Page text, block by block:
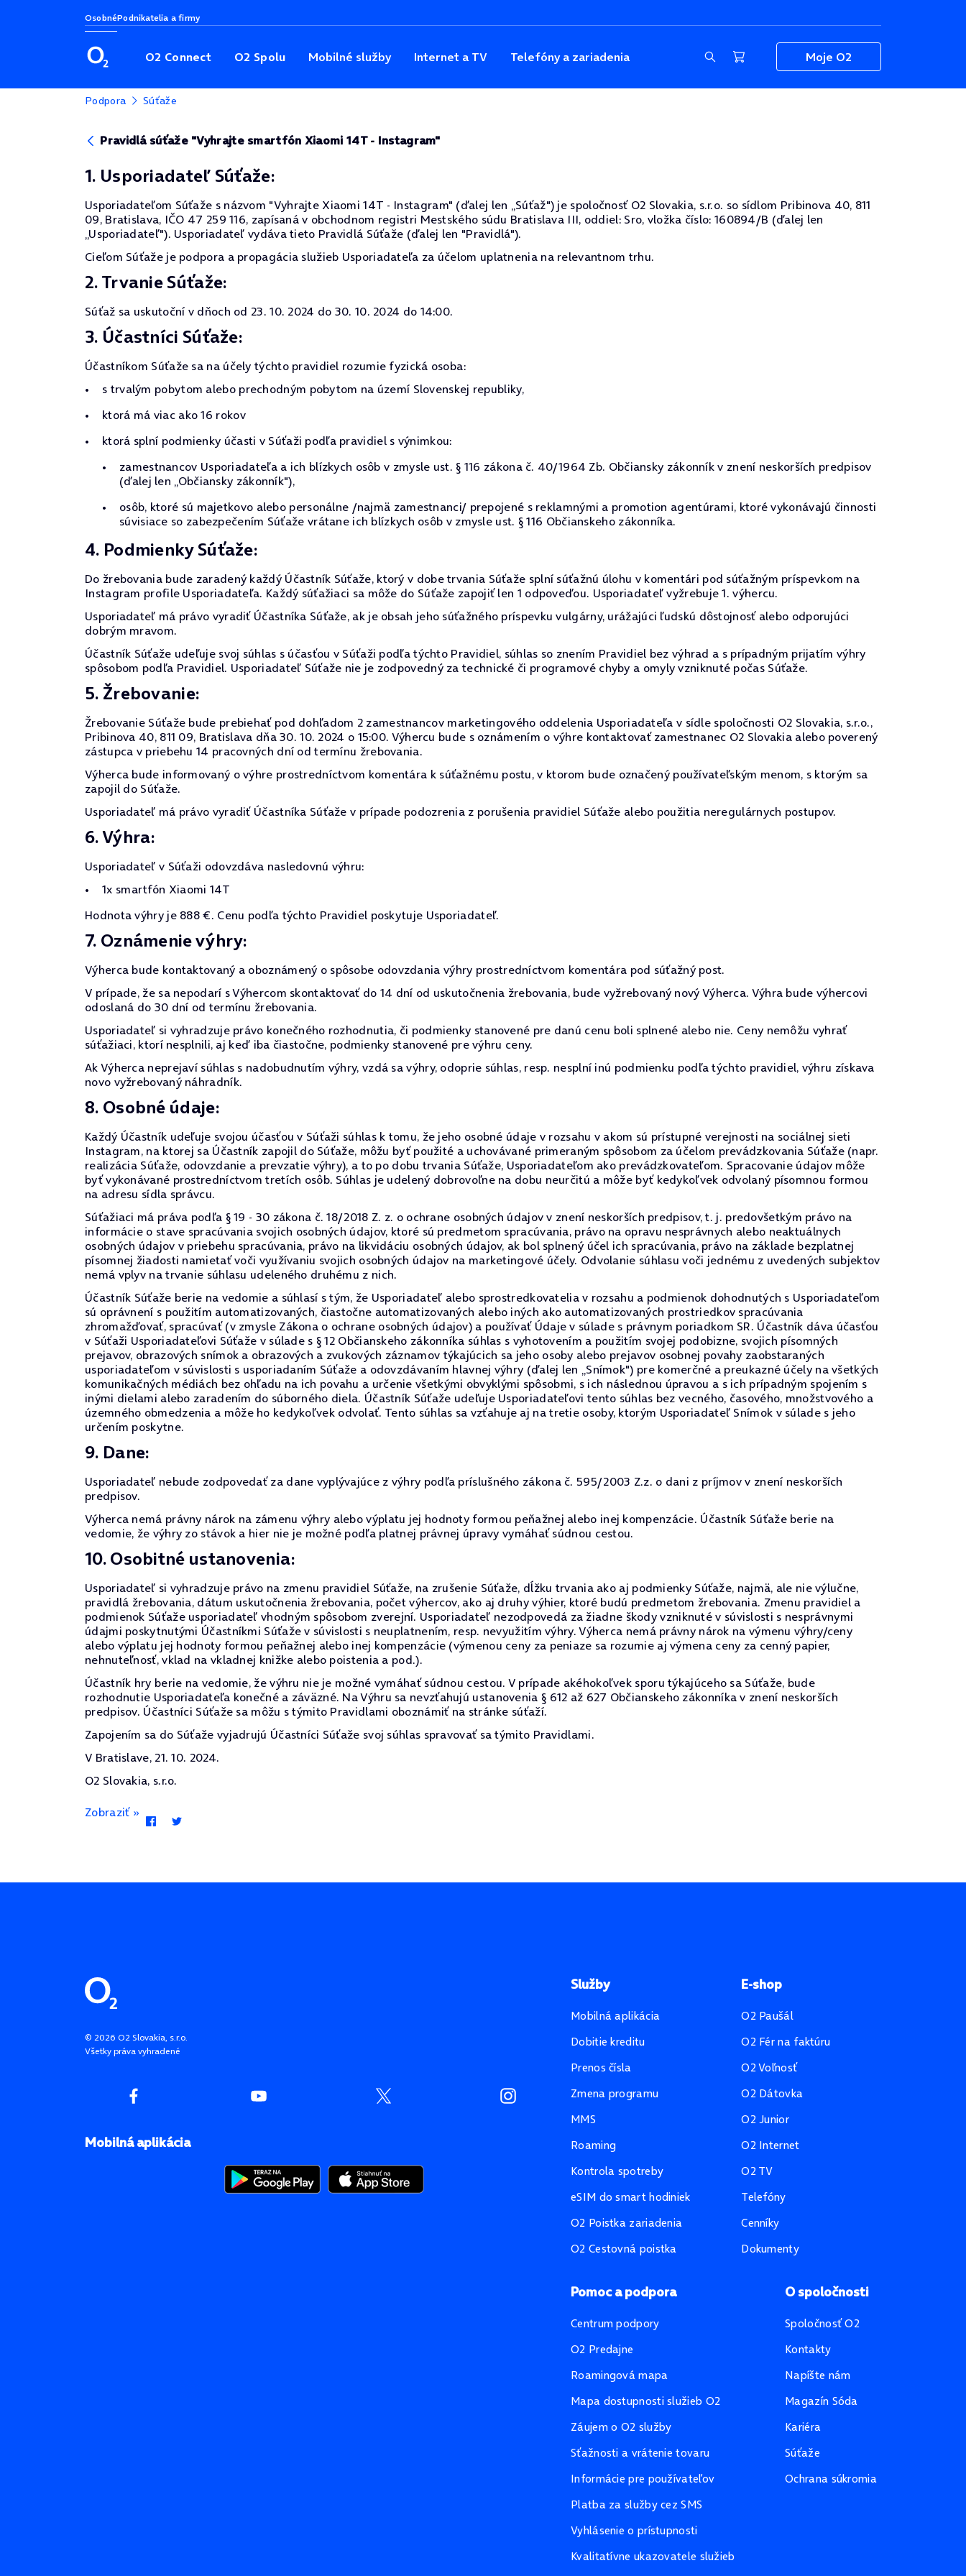
OsobnéPodnikatelia a firmy
O2 Connect O2 Spolu Mobilné služby Internet a TV Telefóny a zariadenia Moje O2
Podpora Súťaže
Pravidlá súťaže "Vyhrajte smartfón Xiaomi 14T - Instagram"
1. Usporiadateľ Súťaže:
Usporiadateľom Súťaže s názvom "Vyhrajte Xiaomi 14T - Instagram" (ďalej len „Súťaž") je spoločnosť O2 Slovakia, s.r.o. so sídlom Pribinova 40, 811
09, Bratislava, IČO 47 259 116, zapísaná v obchodnom registri Mestského súdu Bratislava III, oddiel: Sro, vložka číslo: 160894/B (ďalej len
„Usporiadateľ"). Usporiadateľ vydáva tieto Pravidlá Súťaže (ďalej len "Pravidlá").
Cieľom Súťaže je podpora a propagácia služieb Usporiadateľa za účelom uplatnenia na relevantnom trhu.
2. Trvanie Súťaže:
Súťaž sa uskutoční v dňoch od 23. 10. 2024 do 30. 10. 2024 do 14:00.
3. Účastníci Súťaže:
Účastníkom Súťaže sa na účely týchto pravidiel rozumie fyzická osoba:
s trvalým pobytom alebo prechodným pobytom na území Slovenskej republiky,
ktorá má viac ako 16 rokov
ktorá splní podmienky účasti v Súťaži podľa pravidiel s výnimkou:
zamestnancov Usporiadateľa a ich blízkych osôb v zmysle ust. § 116 zákona č. 40/1964 Zb. Občiansky zákonník v znení neskorších predpisov
(ďalej len „Občiansky zákonník"),
osôb, ktoré sú majetkovo alebo personálne /najmä zamestnanci/ prepojené s reklamnými a promotion agentúrami, ktoré vykonávajú činnosti
súvisiace so zabezpečením Súťaže vrátane ich blízkych osôb v zmysle ust. § 116 Občianskeho zákonníka.
4. Podmienky Súťaže:
Do žrebovania bude zaradený každý Účastník Súťaže, ktorý v dobe trvania Súťaže splní súťažnú úlohu v komentári pod súťažným príspevkom na
Instagram profile Usporiadateľa. Každý súťažiaci sa môže do Súťaže zapojiť len 1 odpoveďou. Usporiadateľ vyžrebuje 1. výhercu.
Usporiadateľ má právo vyradiť Účastníka Súťaže, ak je obsah jeho súťažného príspevku vulgárny, urážajúci ľudskú dôstojnosť alebo odporujúci
dobrým mravom.
Účastník Súťaže udeľuje svoj súhlas s účasťou v Súťaži podľa týchto Pravidiel, súhlas so znením Pravidiel bez výhrad a s prípadným prijatím výhry
spôsobom podľa Pravidiel. Usporiadateľ Súťaže nie je zodpovedný za technické či programové chyby a omyly vzniknuté počas Súťaže.
5. Žrebovanie:
Žrebovanie Súťaže bude prebiehať pod dohľadom 2 zamestnancov marketingového oddelenia Usporiadateľa v sídle spoločnosti O2 Slovakia, s.r.o.,
Pribinova 40, 811 09, Bratislava dňa 30. 10. 2024 o 15:00. Výhercu bude s oznámením o výhre kontaktovať zamestnanec O2 Slovakia alebo poverený
zástupca v priebehu 14 pracovných dní od termínu žrebovania.
Výherca bude informovaný o výhre prostredníctvom komentára k súťažnému postu, v ktorom bude označený používateľským menom, s ktorým sa
zapojil do Súťaže.
Usporiadateľ má právo vyradiť Účastníka Súťaže v prípade podozrenia z porušenia pravidiel Súťaže alebo použitia neregulárnych postupov.
6. Výhra:
Usporiadateľ v Súťaži odovzdáva nasledovnú výhru:
1x smartfón Xiaomi 14T
Hodnota výhry je 888 €. Cenu podľa týchto Pravidiel poskytuje Usporiadateľ.
7. Oznámenie výhry:
Výherca bude kontaktovaný a oboznámený o spôsobe odovzdania výhry prostredníctvom komentára pod súťažný post.
V prípade, že sa nepodarí s Výhercom skontaktovať do 14 dní od uskutočnenia žrebovania, bude vyžrebovaný nový Výherca. Výhra bude výhercovi
odoslaná do 30 dní od termínu žrebovania.
Usporiadateľ si vyhradzuje právo konečného rozhodnutia, či podmienky stanovené pre danú cenu boli splnené alebo nie. Ceny nemôžu vyhrať
súťažiaci, ktorí nesplnili, aj keď iba čiastočne, podmienky stanovené pre výhru ceny.
Ak Výherca neprejaví súhlas s nadobudnutím výhry, vzdá sa výhry, odoprie súhlas, resp. nesplní inú podmienku podľa týchto pravidiel, výhru získava
novo vyžrebovaný náhradník.
8. Osobné údaje:
Každý Účastník udeľuje svojou účasťou v Súťaži súhlas k tomu, že jeho osobné údaje v rozsahu v akom sú prístupné verejnosti na sociálnej sieti
Instagram, na ktorej sa Účastník zapojil do Súťaže, môžu byť použité a uchovávané primeraným spôsobom za účelom prevádzkovania Súťaže (napr.
realizácia Súťaže, odovzdanie a prevzatie výhry), a to po dobu trvania Súťaže, Usporiadateľom ako prevádzkovateľom. Spracovanie údajov môže
byť vykonávané prostredníctvom tretích osôb. Súhlas je udelený dobrovoľne na dobu neurčitú a môže byť kedykoľvek odvolaný písomnou formou
na adresu sídla správcu.
Súťažiaci má práva podľa § 19 - 30 zákona č. 18/2018 Z. z. o ochrane osobných údajov v znení neskorších predpisov, t. j. predovšetkým právo na
informácie o stave spracúvania svojich osobných údajov, ktoré sú predmetom spracúvania, právo na opravu nesprávnych alebo neaktuálnych
osobných údajov v priebehu spracúvania, právo na likvidáciu osobných údajov, ak bol splnený účel ich spracúvania, právo na základe bezplatnej
písomnej žiadosti namietať voči využívaniu svojich osobných údajov na marketingové účely. Odvolanie súhlasu voči jednému z uvedených subjektov
nemá vplyv na trvanie súhlasu udeleného druhému z nich.
Účastník Súťaže berie na vedomie a súhlasí s tým, že Usporiadateľ alebo sprostredkovatelia v rozsahu a podmienok dohodnutých s Usporiadateľom
sú oprávnení s použitím automatizovaných, čiastočne automatizovaných alebo iných ako automatizovaných prostriedkov spracúvania
zhromažďovať, spracúvať (v zmysle Zákona o ochrane osobných údajov) a používať Údaje v súlade s právnym poriadkom SR. Účastník dáva účasťou
v Súťaži Usporiadateľovi Súťaže v súlade s § 12 Občianskeho zákonníka súhlas s vyhotovením a použitím svojej podobizne, svojich písomných
prejavov, obrazových snímok a obrazových a zvukových záznamov týkajúcich sa jeho osoby alebo prejavov osobnej povahy zaobstaraných
usporiadateľom v súvislosti s usporiadaním Súťaže a odovzdávaním hlavnej výhry (ďalej len „Snímok") pre komerčné a preukazné účely na všetkých
komunikačných médiách bez ohľadu na ich povahu a určenie všetkými obvyklými spôsobmi, s ich následnou úpravou a s ich prípadným spojením s
inými dielami alebo zaradením do súborného diela. Účastník Súťaže udeľuje Usporiadateľovi tento súhlas bez vecného, časového, množstvového a
územného obmedzenia a môže ho kedykoľvek odvolať. Tento súhlas sa vzťahuje aj na tretie osoby, ktorým Usporiadateľ Snímok v súlade s jeho
určením poskytne.
9. Dane:
Usporiadateľ nebude zodpovedať za dane vyplývajúce z výhry podľa príslušného zákona č. 595/2003 Z.z. o dani z príjmov v znení neskorších
predpisov.
Výherca nemá právny nárok na zámenu výhry alebo výplatu jej hodnoty formou peňažnej alebo inej kompenzácie. Účastník Súťaže berie na
vedomie, že výhry zo stávok a hier nie je možné podľa platnej právnej úpravy vymáhať súdnou cestou.
10. Osobitné ustanovenia:
Usporiadateľ si vyhradzuje právo na zmenu pravidiel Súťaže, na zrušenie Súťaže, dĺžku trvania ako aj podmienky Súťaže, najmä, ale nie výlučne,
pravidlá žrebovania, dátum uskutočnenia žrebovania, počet výhercov, ako aj druhy výhier, ktoré budú predmetom žrebovania. Zmenu pravidiel a
podmienok Súťaže usporiadateľ vhodným spôsobom zverejní. Usporiadateľ nezodpovedá za žiadne škody vzniknuté v súvislosti s nesprávnymi
údajmi poskytnutými Účastníkmi Súťaže v súvislosti s neuplatnením, resp. nevyužitím výhry. Výherca nemá právny nárok na výmenu výhry/ceny
alebo výplatu jej hodnoty formou peňažnej alebo inej kompenzácie (výmenou ceny za peniaze sa rozumie aj výmena ceny za cenný papier,
nehnuteľnosť, vklad na vkladnej knižke alebo poistenia a pod.).
Účastník hry berie na vedomie, že výhru nie je možné vymáhať súdnou cestou. V prípade akéhokoľvek sporu týkajúceho sa Súťaže, bude
rozhodnutie Usporiadateľa konečné a záväzné. Na Výhru sa nevzťahujú ustanovenia § 612 až 627 Občianskeho zákonníka v znení neskorších
predpisov. Účastníci Súťaže sa môžu s týmito Pravidlami oboznámiť na stránke súťaží.
Zapojením sa do Súťaže vyjadrujú Účastníci Súťaže svoj súhlas spravovať sa týmito Pravidlami.
V Bratislave, 21. 10. 2024.
O2 Slovakia, s.r.o.
Zobraziť »
Pätička stránky
© 2026 O2 Slovakia, s.r.o.
Všetky práva vyhradené
Mobilná aplikácia
Služby
Mobilná aplikácia
Dobitie kreditu
Prenos čísla
Zmena programu
MMS
Roaming
Kontrola spotreby
eSIM do smart hodiniek
O2 Poistka zariadenia
O2 Cestovná poistka
E-shop
O2 Paušál
O2 Fér na faktúru
O2 Voľnosť
O2 Dátovka
O2 Junior
O2 Internet
O2 TV
Telefóny
Cenníky
Dokumenty
Pomoc a podpora
Centrum podpory
O2 Predajne
Roamingová mapa
Mapa dostupnosti služieb O2
Záujem o O2 služby
Sťažnosti a vrátenie tovaru
Informácie pre používateľov
Platba za služby cez SMS
Vyhlásenie o prístupnosti
Kvalitatívne ukazovatele služieb
O spoločnosti
Spoločnosť O2
Kontakty
Napíšte nám
Magazín Sóda
Kariéra
Súťaže
Ochrana súkromia